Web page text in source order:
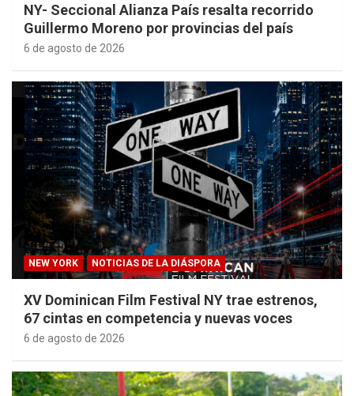
NY- Seccional Alianza País resalta recorrido
Guillermo Moreno por provincias del país
6 de agosto de 2026
NEW YORK NOTICIAS DE LA DIÁSPORA
XV Dominican Film Festival NY trae estrenos,
67 cintas en competencia y nuevas voces
6 de agosto de 2026